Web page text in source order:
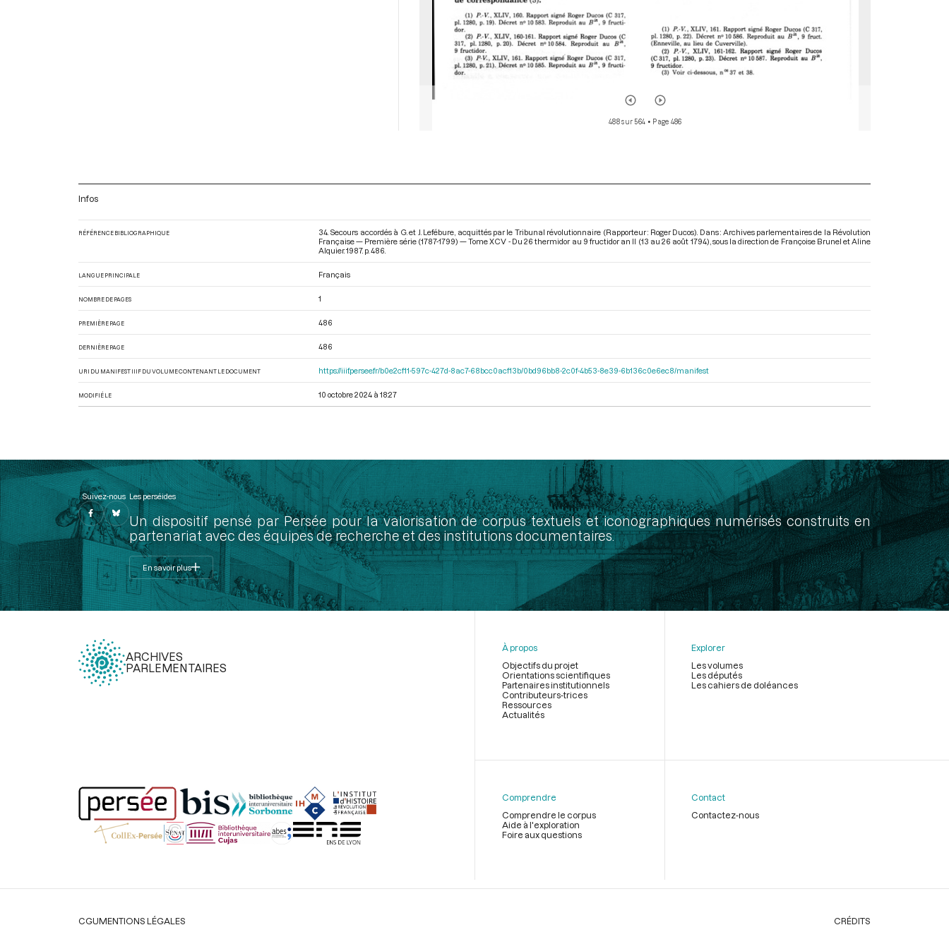
488 sur 564 • Page 486
Infos
RÉFÉRENCE BIBLIOGRAPHIQUE
34. Secours accordés à G. et J. Lefébure, acquittés par le Tribunal révolutionnaire (Rapporteur : Roger Ducos). Dans : Archives parlementaires de la Révolution
Française — Première série (1787-1799) — Tome XCV - Du 26 thermidor au 9 fructidor an II (13 au 26 août 1794) , sous la direction de Françoise Brunel et Aline
Alquier. 1987. p. 486.
LANGUE PRINCIPALE Français
NOMBRE DE PAGES 1
PREMIÈRE PAGE 486
DERNIÈRE PAGE 486
URI DU MANIFEST IIIF DU VOLUME CONTENANT LE DOCUMENT https://iiif.persee.fr/b0e2cf11-597c-427d-8ac7-68bcc0acf13b/0bd96bb8-2c0f-4b53-8e39-6b136c0e6ec8/manifest
MODIFIÉ LE 10 octobre 2024 à 18:27
Suivez-nous Les perséides
Un dispositif pensé par Persée pour la valorisation de corpus textuels et iconographiques numérisés construits en
partenariat avec des équipes de recherche et des institutions documentaires.
En savoir plus
ARCHIVES
PARLEMENTAIRES
page
À propos
Objectifs du projet
Orientations scientifiques
Partenaires institutionnels
Contributeurs-trices
Ressources
Actualités
Explorer
Les volumes
Les députés
Les cahiers de doléances
Comprendre
Comprendre le corpus
Aide à l'exploration
Foire aux questions
Contact
Contactez-nous
Légal
CGUMENTIONS LÉGALES CRÉDITS